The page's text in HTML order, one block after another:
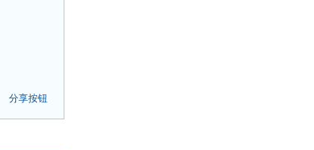
分享按钮